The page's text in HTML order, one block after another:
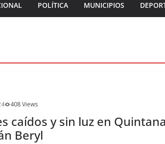
POLÍTICA MUNICIPIOS
408 Views
caídos y sin luz en
Beryl